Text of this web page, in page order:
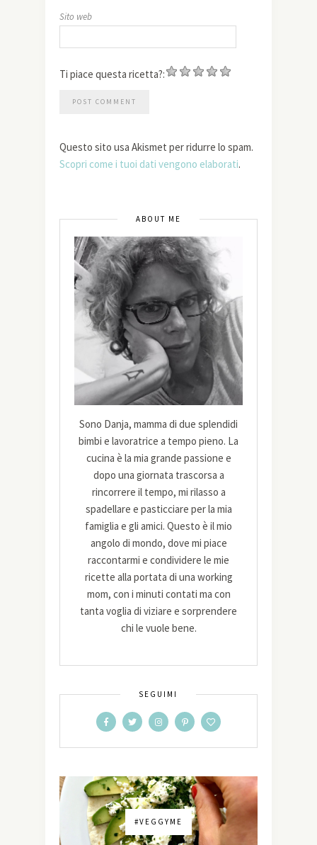
Sito web
Ti piace questa ricetta?:
Questo sito usa Akismet per ridurre lo spam.
Scopri come i tuoi dati vengono elaborati.
ABOUT ME
Sono Danja, mamma di due splendidi
bimbi e lavoratrice a tempo pieno. La
cucina è la mia grande passione e
dopo una giornata trascorsa a
rincorrere il tempo, mi rilasso a
spadellare e pasticciare per la mia
famiglia e gli amici. Questo è il mio
angolo di mondo, dove mi piace
raccontarmi e condividere le mie
ricette alla portata di una working
mom, con i minuti contati ma con
tanta voglia di viziare e sorprendere
chi le vuole bene.
SEGUIMI
#VEGGYME